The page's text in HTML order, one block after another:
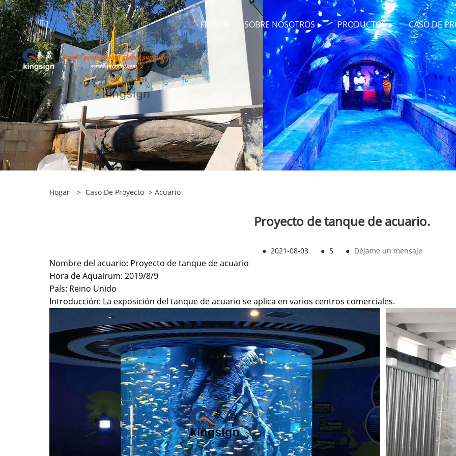
HOGAR SOBRE NOSOTROS PRODUCTOS CASO DE
Hogar > Caso De Proyecto > Acuario
Proyecto de tanque de acuario.
● 2021-08-03 ● 5 ● Déjame un mensaje
Nombre del acuario: Proyecto de tanque de acuario
Hora de Aquairum: 2019/8/9
País: Reino Unido
Introducción: La exposición del tanque de acuario se aplica en varios centros comerciales.